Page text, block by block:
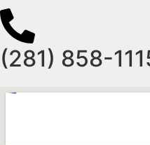
(281) 858-